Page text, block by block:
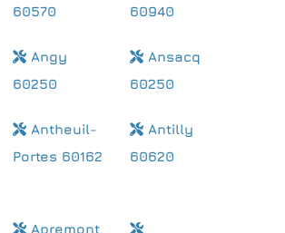
60570
60940
Angy
60250
Ansacq
60250
Antheuil-
Portes 60162
Antilly
60620
Apremont